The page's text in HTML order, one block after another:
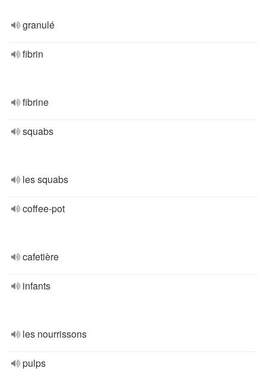
granulé
fibrin
fibrine
squabs
les squabs
coffee-pot
cafetière
infants
les nourrissons
pulps